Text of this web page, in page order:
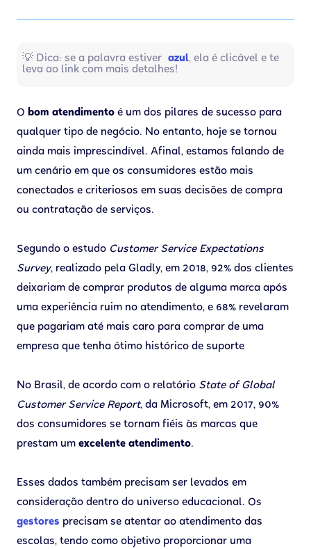
💡 Dica: se a palavra estiver azul, ela é clicável e te
leva ao link com mais detalhes!
O bom atendimento é um dos pilares de sucesso para
qualquer tipo de negócio. No entanto, hoje se tornou
ainda mais imprescindível. Afinal, estamos falando de
um cenário em que os consumidores estão mais
conectados e criteriosos em suas decisões de compra
ou contratação de serviços.
Segundo o estudo Customer Service Expectations
Survey, realizado pela Gladly, em 2018, 92% dos clientes
deixariam de comprar produtos de alguma marca após
uma experiência ruim no atendimento, e 68% revelaram
que pagariam até mais caro para comprar de uma
empresa que tenha ótimo histórico de suporte
No Brasil, de acordo com o relatório State of Global
Customer Service Report, da Microsoft, em 2017, 90%
dos consumidores se tornam fiéis às marcas que
prestam um excelente atendimento.
Esses dados também precisam ser levados em
consideração dentro do universo educacional. Os
gestores precisam se atentar ao atendimento das
escolas, tendo como objetivo proporcionar uma